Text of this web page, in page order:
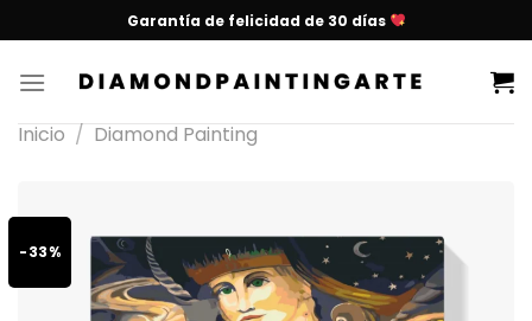
Garantía de felicidad de 30 días
Inicio / Diamond Painting
-33%